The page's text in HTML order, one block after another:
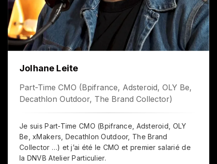
Jolhane Leite
Part-Time CMO (Bpifrance, Adsteroid, OLY Be,
Decathlon Outdoor, The Brand Collector)
Je suis Part-Time CMO (Bpifrance, Adsteroid, OLY
Be, xMakers, Decathlon Outdoor, The Brand
Collector …) et j’ai été le CMO et premier salarié de
la DNVB Atelier Particulier.